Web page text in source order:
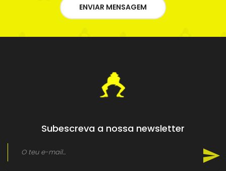
ENVIAR MENSAGEM
Subescreva a nossa newsletter